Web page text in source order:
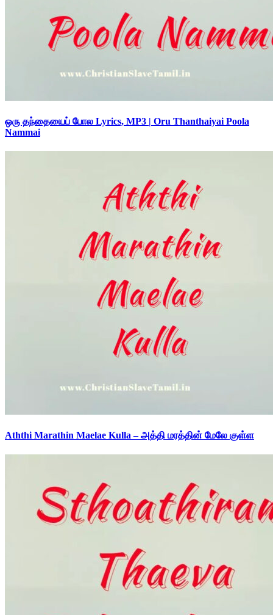
ஒரு தந்தையைப் போல Lyrics, MP3 | Oru Thanthaiyai Poola
Nammai
Aththi Marathin Maelae Kulla – அத்தி மரத்தின் மேலே குள்ள